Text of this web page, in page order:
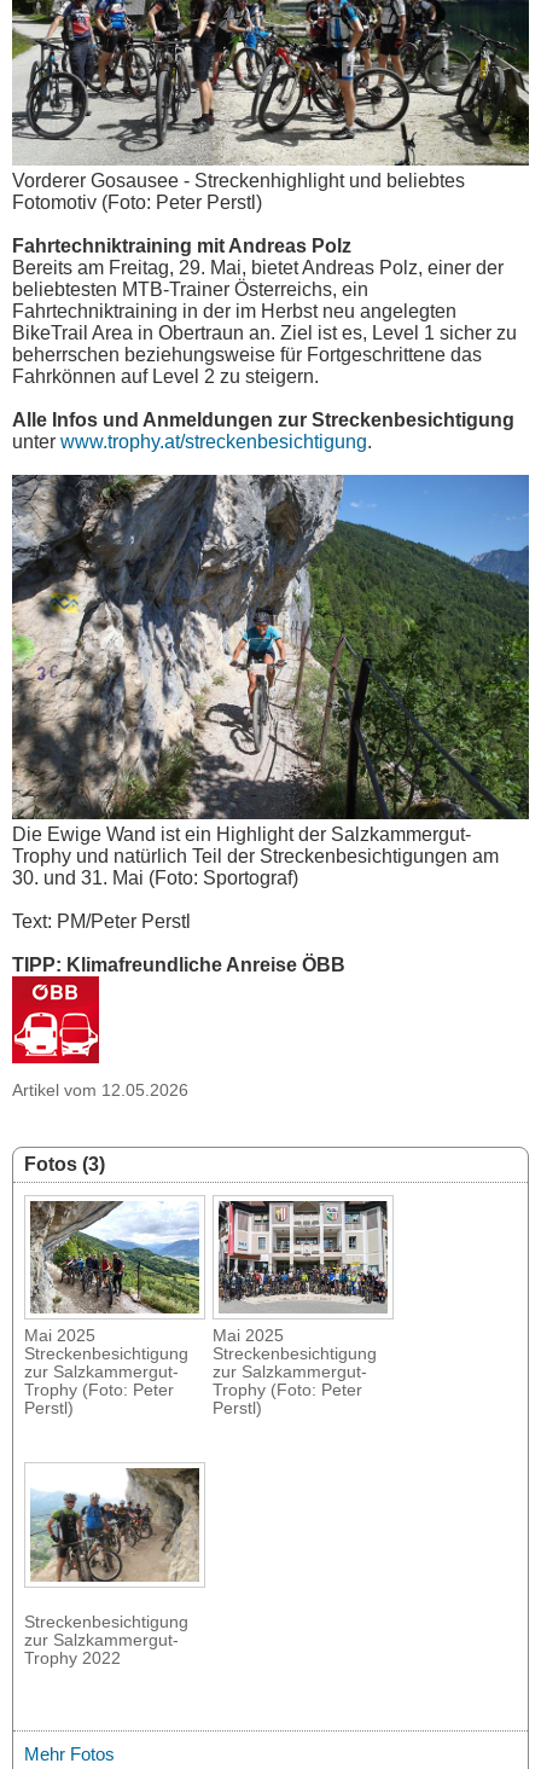
Vorderer Gosausee - Streckenhighlight und beliebtes
Fotomotiv (Foto: Peter Perstl)
Fahrtechniktraining mit Andreas Polz
Bereits am Freitag, 29. Mai, bietet Andreas Polz, einer der
beliebtesten MTB-Trainer Österreichs, ein
Fahrtechniktraining in der im Herbst neu angelegten
BikeTrail Area in Obertraun an. Ziel ist es, Level 1 sicher zu
beherrschen beziehungsweise für Fortgeschrittene das
Fahrkönnen auf Level 2 zu steigern.
Alle Infos und Anmeldungen zur Streckenbesichtigung
unter www.trophy.at/streckenbesichtigung.
Die Ewige Wand ist ein Highlight der Salzkammergut-
Trophy und natürlich Teil der Streckenbesichtigungen am
30. und 31. Mai (Foto: Sportograf)
Text: PM/Peter Perstl
TIPP: Klimafreundliche Anreise ÖBB
Artikel vom 12.05.2026
Fotos (3)
Mai 2025
Streckenbesichtigung
zur Salzkammergut-
Trophy (Foto: Peter
Perstl)
Mai 2025
Streckenbesichtigung
zur Salzkammergut-
Trophy (Foto: Peter
Perstl)
Streckenbesichtigung
zur Salzkammergut-
Trophy 2022
Mehr Fotos